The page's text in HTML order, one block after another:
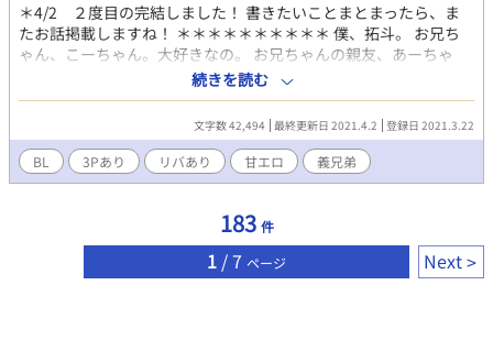
＊4/2 ２度目の完結しました！ 書きたいことまとまったら、ま
たお話掲載しますね！ ＊＊＊＊＊＊＊＊＊＊ 僕、拓斗。 お兄ち
ゃん、こーちゃん。大好きなの。 お兄ちゃんの親友、あーちゃ
ん。大好きなの。 俺、晃司。 弟、拓斗。俺の天使。 親友、綾
人。俺のセフレ。 オレ、綾人。 親友の弟、拓斗。エロ可愛い天
使。 親友、晃司。生禁止のセフレ。 ＊甘エロが書きたかっただけ
で中身ないです…。すぐ終わります。
続きを読む
文字数 42,494 最終更新日 2021.4.2 登録日 2021.3.22
BL 3Pあり リバあり 甘エロ 義兄弟
183 件
1 / 7 ページ Next